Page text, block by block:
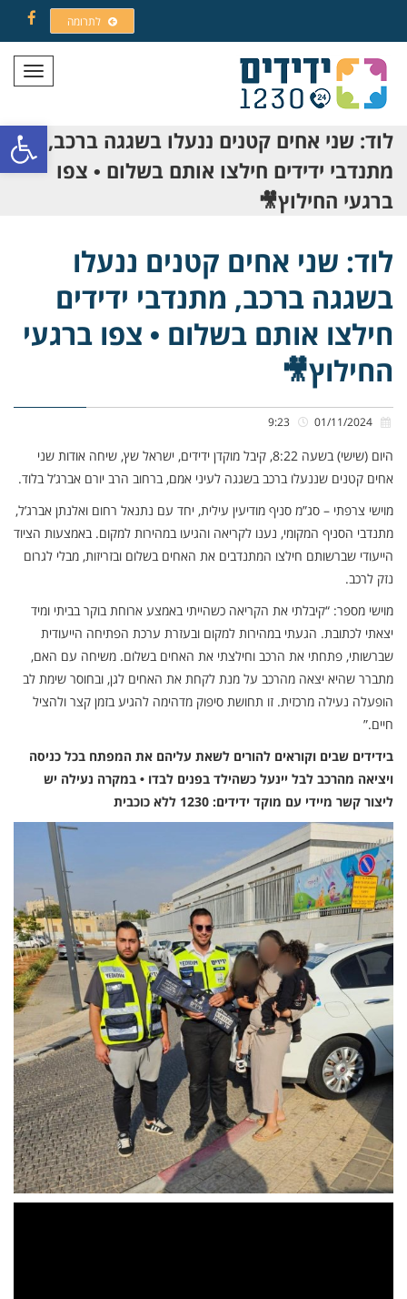
פתח
לתרומה
תפריט
לוד: שני אחים קטנים ננעלו בשגגה ברכב,
מתנדבי ידידים חילצו אותם בשלום • צפו
ברגעי החילוץ🎥
לוד: שני אחים קטנים ננעלו
בשגגה ברכב, מתנדבי ידידים
חילצו אותם בשלום • צפו ברגעי
החילוץ🎥
היום (שישי) בשעה 8:22, קיבל מוקדן ידידים, ישראל שץ, שיחה אודות שני
אחים קטנים שננעלו ברכב בשגגה לעיני אמם, ברחוב הרב יורם אברג’ל בלוד.
מוישי צרפתי – סג”מ סניף מודיעין עילית, יחד עם נתנאל רחום ואלנתן אברג’ל,
מתנדבי הסניף המקומי, נענו לקריאה והגיעו במהירות למקום. באמצעות הציוד
הייעודי שברשותם חילצו המתנדבים את האחים בשלום ובזריזות, מבלי לגרום
נזק לרכב.
מוישי מספר: “קיבלתי את הקריאה כשהייתי באמצע ארוחת בוקר בביתי ומיד
יצאתי לכתובת. הגעתי במהירות למקום ובעזרת ערכת הפתיחה הייעודית
שברשותי, פתחתי את הרכב וחילצתי את האחים בשלום. משיחה עם האם,
מתברר שהיא יצאה מהרכב על מנת לקחת את האחים לגן, ובחוסר שימת לב
הופעלה נעילה מרכזית. זו תחושת סיפוק מדהימה להגיע בזמן קצר ולהציל
חיים.”
בידידים שבים וקוראים להורים לשאת עליהם את המפתח בכל כניסה
ויציאה מהרכב לבל יינעל כשהילד בפנים לבדו • במקרה נעילה יש
ליצור קשר מיידי עם מוקד ידידים: 1230 ללא כוכבית